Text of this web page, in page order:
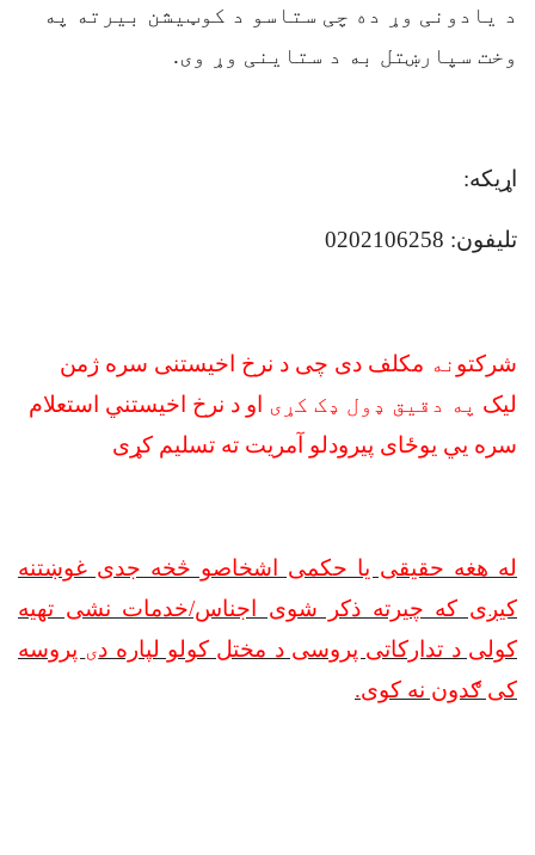
د یادونی وړ ده چی ستاسو د کوټیشن بیرته په
وخت سپارښتل به د ستاینی وړ وی.
اړیکه:
تلیفون: 0202106258
شرکتو نه مکلف دی چی د نرخ اخیستنی سره ژمن
لیک په دقیق ډول ډک کړی او د نرخ اخیستني استعلام
سره يي یوځای پیرودلو آمریت ته تسلیم کړی
له هغه حقیقی یا حکمی اشخاصو څخه جدی غوښتنه
کیږی که چیرته ذکر شوی اجناس/خدمات نشی تهیه
کولی د تدارکاتی پروسی د مختل کولو لپاره دی پروسه
کی ګدون نه کوی.